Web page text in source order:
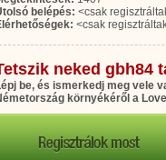
belépés: <csak
<csak
neked gbh84
be, és ismerkedj meg vele
környékéről a